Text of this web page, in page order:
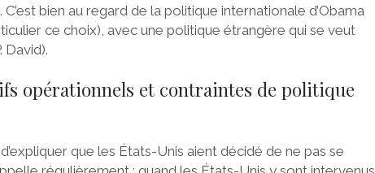
bien au regard de la politique internationale d’Obama
ce choix), avec une politique étrangère qui se veut
David).
opérationnels et contraintes de politique
que les États-Unis aient décidé de ne pas se